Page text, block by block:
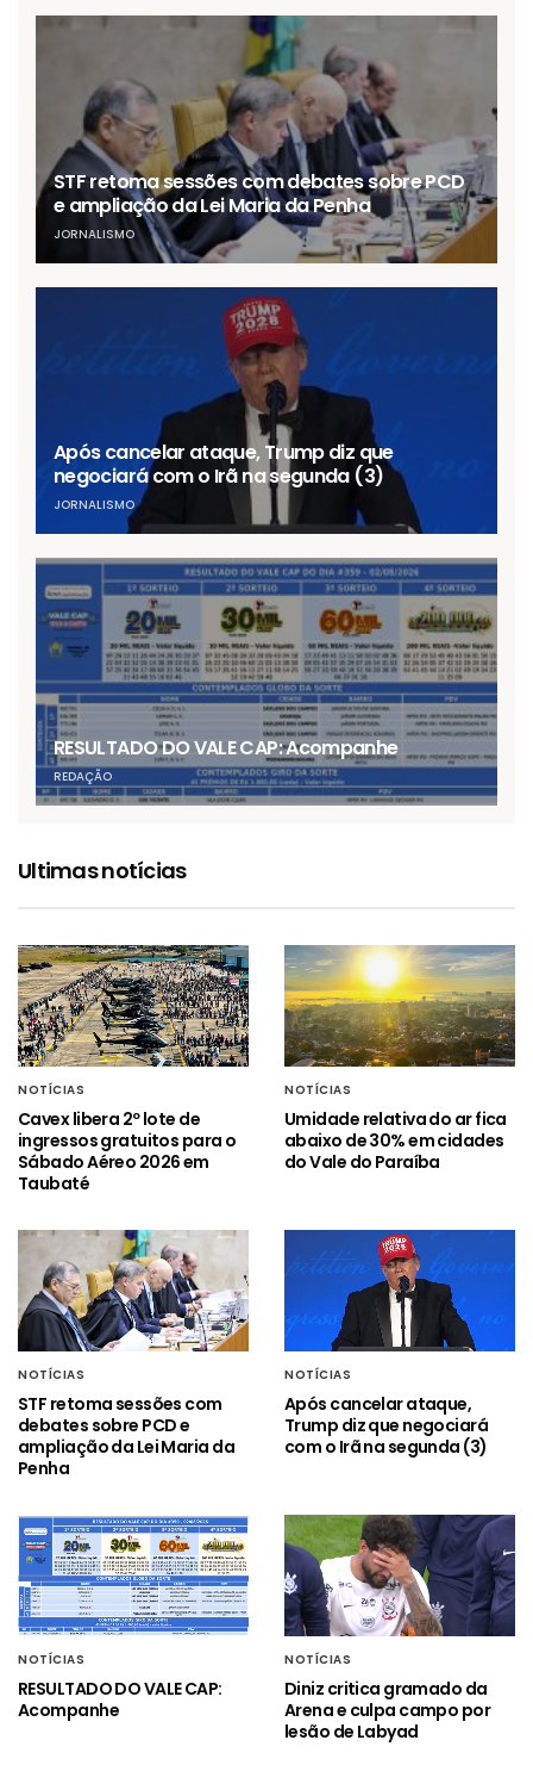
STF retoma sessões com debates sobre PCD
e ampliação da Lei Maria da Penha
JORNALISMO
Após cancelar ataque, Trump diz que
negociará com o Irã na segunda (3)
JORNALISMO
RESULTADO DO VALE CAP: Acompanhe
REDAÇÃO
Ultimas notícias
NOTÍCIAS
Cavex libera 2º lote de
ingressos gratuitos para o
Sábado Aéreo 2026 em
Taubaté
NOTÍCIAS
Umidade relativa do ar fica
abaixo de 30% em cidades
do Vale do Paraíba
NOTÍCIAS
STF retoma sessões com
debates sobre PCD e
ampliação da Lei Maria da
Penha
NOTÍCIAS
Após cancelar ataque,
Trump diz que negociará
com o Irã na segunda (3)
NOTÍCIAS
RESULTADO DO VALE CAP:
Acompanhe
NOTÍCIAS
Diniz critica gramado da
Arena e culpa campo por
lesão de Labyad